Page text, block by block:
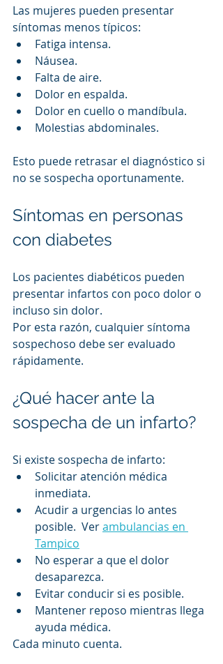
Las mujeres pueden presentar
síntomas menos típicos:
Fatiga intensa.
Náusea.
Falta de aire.
Dolor en espalda.
Dolor en cuello o mandíbula.
Molestias abdominales.
Esto puede retrasar el diagnóstico si
no se sospecha oportunamente.
Síntomas en personas
con diabetes
Los pacientes diabéticos pueden
presentar infartos con poco dolor o
incluso sin dolor.
Por esta razón, cualquier síntoma
sospechoso debe ser evaluado
rápidamente.
¿Qué hacer ante la
sospecha de un infarto?
Si existe sospecha de infarto:
Solicitar atención médica
inmediata.
Acudir a urgencias lo antes
posible.  Ver ambulancias en
Tampico
No esperar a que el dolor
desaparezca.
Evitar conducir si es posible.
Mantener reposo mientras llega
ayuda médica.
Cada minuto cuenta.